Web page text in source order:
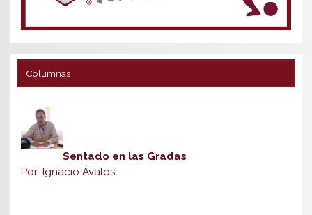
Columnas
Sentado en las Gradas
Por: Ignacio Ávalos